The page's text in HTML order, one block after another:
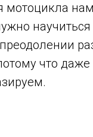
мотоцикла
научиться
преодолении
что